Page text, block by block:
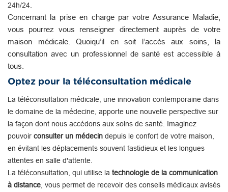
24h/24.
Concernant la prise en charge par votre Assurance Maladie,
vous pourrez vous renseigner directement auprès de votre
maison médicale. Quoiqu’il en soit l’accès aux soins, la
consultation avec un professionnel de santé est accessible à
tous.
Optez pour la téléconsultation médicale
La téléconsultation médicale, une innovation contemporaine dans
le domaine de la médecine, apporte une nouvelle perspective sur
la façon dont nous accédons aux soins de santé. Imaginez
pouvoir consulter un médecin depuis le confort de votre maison,
en évitant les déplacements souvent fastidieux et les longues
attentes en salle d'attente.
La téléconsultation, qui utilise la technologie de la communication
à distance , vous permet de recevoir des conseils médicaux avisés